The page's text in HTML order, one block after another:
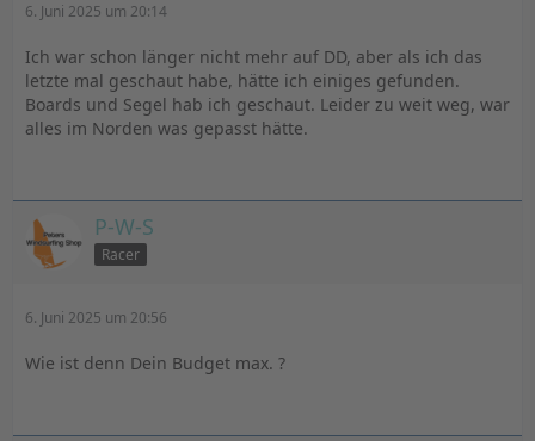
6. Juni 2025 um 20:14
Ich war schon länger nicht mehr auf DD, aber als ich das
letzte mal geschaut habe, hätte ich einiges gefunden.
Boards und Segel hab ich geschaut. Leider zu weit weg, war
alles im Norden was gepasst hätte.
P-W-S
Racer
6. Juni 2025 um 20:56
Wie ist denn Dein Budget max. ?